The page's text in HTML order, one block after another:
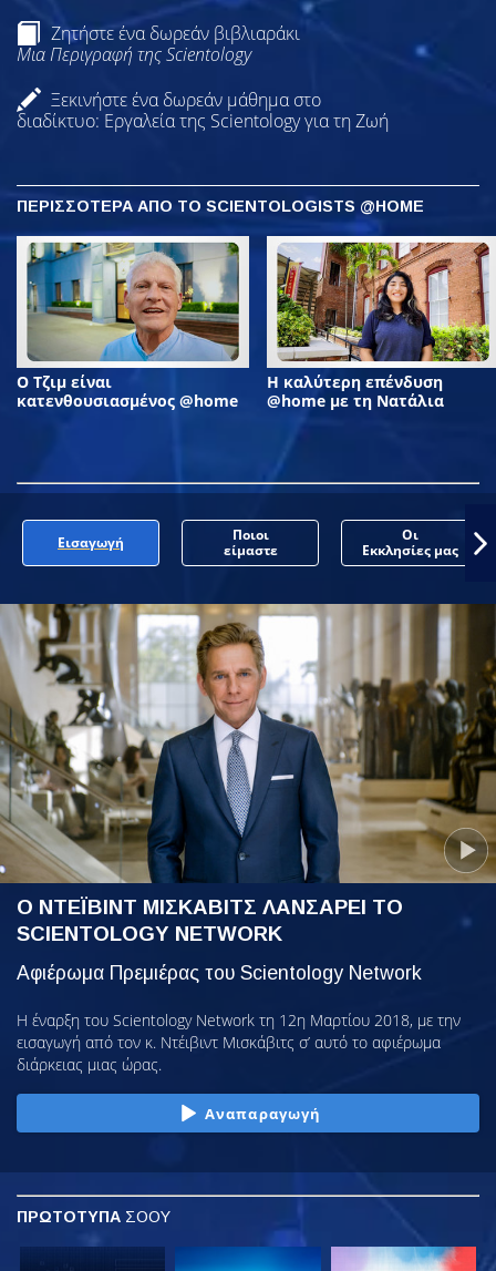
Ζητήστε ένα δωρεάν βιβλιαράκι
Μια Περιγραφή της Scientology
Ξεκινήστε ένα δωρεάν μάθημα στο
διαδίκτυο: Εργαλεία της Scientology για τη Ζωή
ΠΕΡΙΣΣΟΤΕΡΑ ΑΠΟ ΤΟ SCIENTOLOGISTS @HOME
Ο Τζιμ είναι
κατενθουσιασμένος @home
Η καλύτερη επένδυση
@home με τη Νατάλια
Εισαγωγή
Ποιοι
είμαστε
Οι
Εκκλησίες μας
Ο ΝΤΕΪΒΙΝΤ ΜΙΣΚΑΒΙΤΣ ΛΑΝΣΑΡΕΙ ΤΟ
SCIENTOLOGY NETWORK
Αφιέρωμα Πρεμιέρας του Scientology Network
Η έναρξη του Scientology Network τη 12η Μαρτίου 2018, με την
εισαγωγή από τον κ. Ντέιβιντ Μισκάβιτς σ’ αυτό το αφιέρωμα
διάρκειας μιας ώρας.
Αναπαραγωγή
ΠΡΩΤΟΤΥΠΑ ΣΟΟΥ